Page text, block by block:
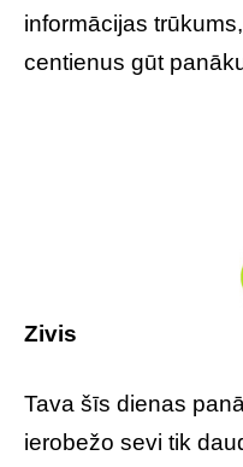
informācijas
centienus gūt
Zivis
Tava šīs dienas
ierobežo sevi tik